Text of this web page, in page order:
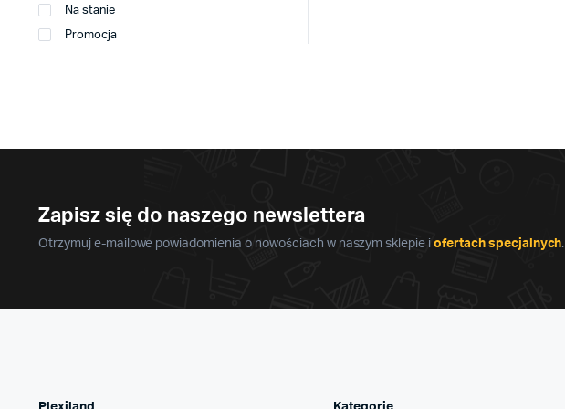
Na stanie
Promocja
Zapisz się do naszego newslettera
Otrzymuj e-mailowe powiadomienia o nowościach w naszym sklepie iofertach specjalnych.